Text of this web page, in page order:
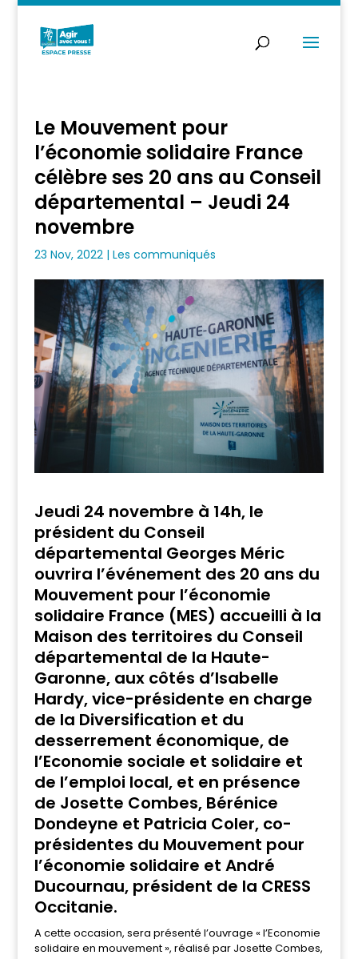
Le Mouvement pour
l’économie solidaire France
célèbre ses 20 ans au Conseil
départemental – Jeudi 24
novembre
23 Nov, 2022| Les communiqués
Jeudi 24 novembre à 14h, le
président du Conseil
départemental Georges Méric
ouvrira l’événement des 20 ans du
Mouvement pour l’économie
solidaire France (MES) accueilli à la
Maison des territoires du Conseil
départemental de la Haute-
Garonne, aux côtés d’Isabelle
Hardy, vice-présidente en charge
de la Diversification et du
desserrement économique, de
l’Economie sociale et solidaire et
de l’emploi local, et en présence
de Josette Combes, Bérénice
Dondeyne et Patricia Coler, co-
présidentes du Mouvement pour
l’économie solidaire et André
Ducournau, président de la CRESS
Occitanie.
A cette occasion, sera présenté l’ouvrage « l’Economie
solidaire en mouvement », réalisé par Josette Combes,